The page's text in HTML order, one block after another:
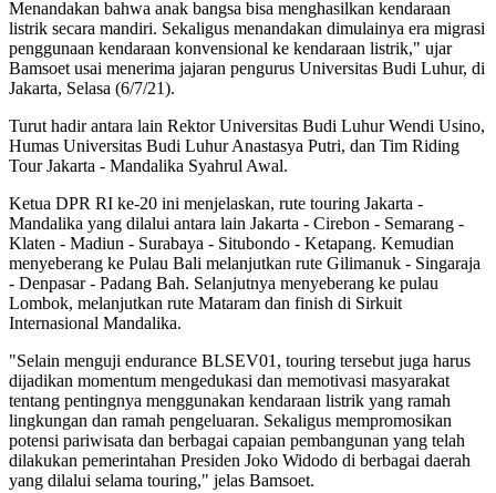
Menandakan bahwa anak bangsa bisa menghasilkan kendaraan
listrik secara mandiri. Sekaligus menandakan dimulainya era migrasi
penggunaan kendaraan konvensional ke kendaraan listrik," ujar
Bamsoet usai menerima jajaran pengurus Universitas Budi Luhur, di
Jakarta, Selasa (6/7/21).
Turut hadir antara lain Rektor Universitas Budi Luhur Wendi Usino,
Humas Universitas Budi Luhur Anastasya Putri, dan Tim Riding
Tour Jakarta - Mandalika Syahrul Awal.
Ketua DPR RI ke-20 ini menjelaskan, rute touring Jakarta -
Mandalika yang dilalui antara lain Jakarta - Cirebon - Semarang -
Klaten - Madiun - Surabaya - Situbondo - Ketapang. Kemudian
menyeberang ke Pulau Bali melanjutkan rute Gilimanuk - Singaraja
- Denpasar - Padang Bah. Selanjutnya menyeberang ke pulau
Lombok, melanjutkan rute Mataram dan finish di Sirkuit
Internasional Mandalika.
"Selain menguji endurance BLSEV01, touring tersebut juga harus
dijadikan momentum mengedukasi dan memotivasi masyarakat
tentang pentingnya menggunakan kendaraan listrik yang ramah
lingkungan dan ramah pengeluaran. Sekaligus mempromosikan
potensi pariwisata dan berbagai capaian pembangunan yang telah
dilakukan pemerintahan Presiden Joko Widodo di berbagai daerah
yang dilalui selama touring," jelas Bamsoet.